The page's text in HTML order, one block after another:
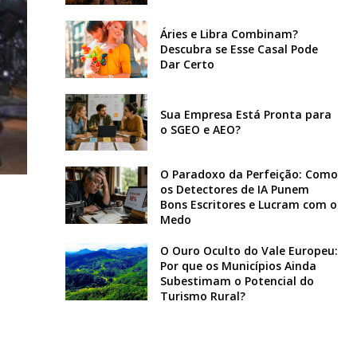
Áries e Libra Combinam?
Descubra se Esse Casal Pode
Dar Certo
Sua Empresa Está Pronta para
o SGEO e AEO?
O Paradoxo da Perfeição: Como
os Detectores de IA Punem
Bons Escritores e Lucram com o
Medo
O Ouro Oculto do Vale Europeu:
Por que os Municípios Ainda
Subestimam o Potencial do
Turismo Rural?